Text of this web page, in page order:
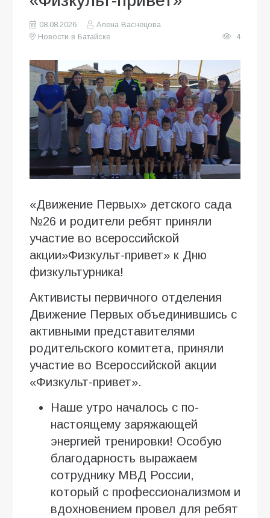
08.08.2026
Алена Васнецова
Новости в Батайске
4
«Движение Первых» детского сада
№26 и родители ребят приняли
участие во всероссийской
акции»Физкульт-привет» к Дню
физкультурника!
Активисты первичного отделения
Движение Первых объединившись с
активными представителями
родительского комитета, приняли
участие во Всероссийской акции
«Физкульт-привет».
Наше утро началось с по-
настоящему заряжающей
энергией тренировки! Особую
благодарность выражаем
сотруднику МВД России,
который с профессионализмом и
вдохновением провел для ребят